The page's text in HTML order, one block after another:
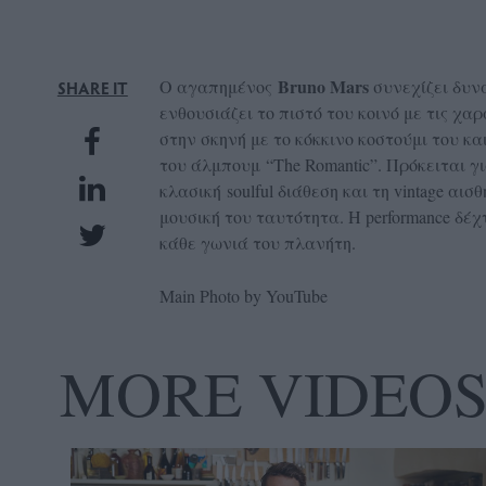
SHARE IT Ο αγαπημένος Bruno Marsσυνεχίζει
ενθουσιάζει το πιστό του κοινό με τις
στην σκηνή με το κόκκινο κοστούμι του
του άλμπουμ “The Romantic”. Πρόκειται
κλασική soulful διάθεση και τη vintage
μουσική του ταυτότητα. Η performance
κάθε γωνιά του πλανήτη.
Main Photo by YouTube
MORE VIDEOS